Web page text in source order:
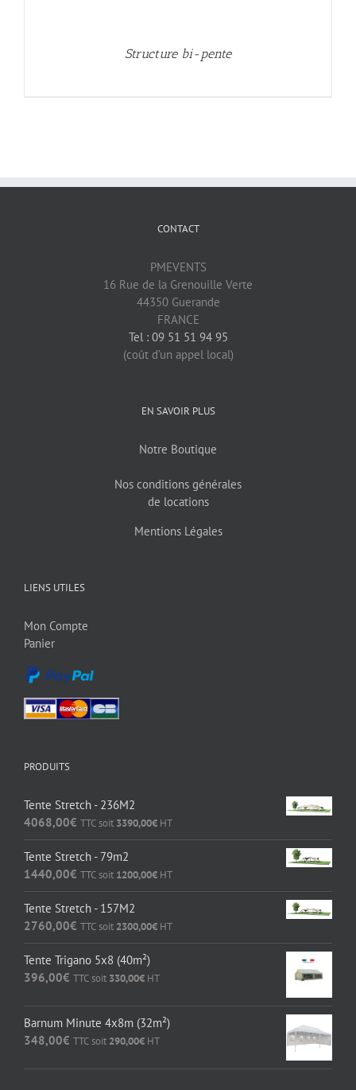
Structure bi-pente
CONTACT
PMEVENTS
16 Rue de la Grenouille Verte
44350 Guerande
FRANCE
Tel : 09 51 51 94 95
(coût d’un appel local)
EN SAVOIR PLUS
Notre Boutique
Nos conditions générales
de locations
Mentions Légales
LIENS UTILES
Mon Compte
Panier
PRODUITS
Tente Stretch - 236M2
4068,00€ TTC soit 3390,00€ HT
Tente Stretch - 79m2
1440,00€ TTC soit 1200,00€ HT
Tente Stretch - 157M2
2760,00€ TTC soit 2300,00€ HT
Tente Trigano 5x8 (40m²)
396,00€ TTC soit 330,00€ HT
Barnum Minute 4x8m (32m²)
348,00€ TTC soit 290,00€ HT